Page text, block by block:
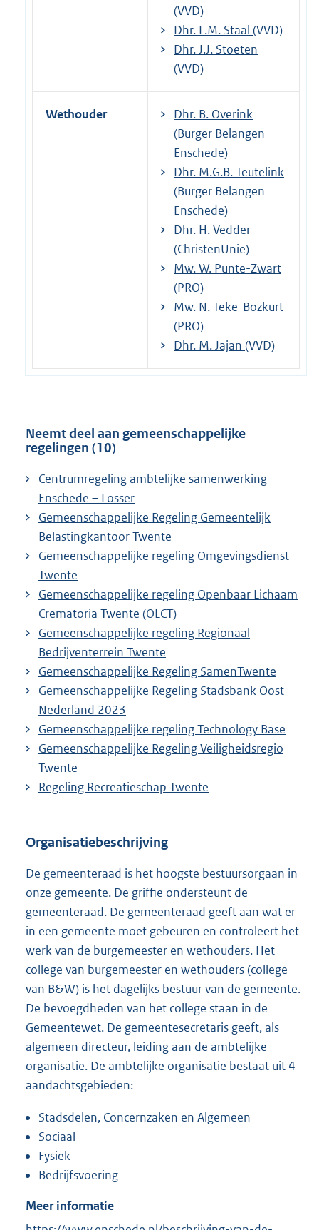
(VVD)
Dhr. L.M. Staal (VVD)
Dhr. J.J. Stoeten
(VVD)
Wethouder
Dhr. B. Overink
(Burger Belangen
Enschede)
Dhr. M.G.B. Teutelink
(Burger Belangen
Enschede)
Dhr. H. Vedder
(ChristenUnie)
Mw. W. Punte-Zwart
(PRO)
Mw. N. Teke-Bozkurt
(PRO)
Dhr. M. Jajan (VVD)
Neemt deel aan gemeenschappelijke
regelingen (10)
Centrumregeling ambtelijke samenwerking
Enschede – Losser
Gemeenschappelijke Regeling Gemeentelijk
Belastingkantoor Twente
Gemeenschappelijke regeling Omgevingsdienst
Twente
Gemeenschappelijke regeling Openbaar Lichaam
Crematoria Twente (OLCT)
Gemeenschappelijke regeling Regionaal
Bedrijventerrein Twente
Gemeenschappelijke Regeling SamenTwente
Gemeenschappelijke Regeling Stadsbank Oost
Nederland 2023
Gemeenschappelijke regeling Technology Base
Gemeenschappelijke Regeling Veiligheidsregio
Twente
Regeling Recreatieschap Twente
Organisatiebeschrijving
De gemeenteraad is het hoogste bestuursorgaan in
onze gemeente. De griffie ondersteunt de
gemeenteraad. De gemeenteraad geeft aan wat er
in een gemeente moet gebeuren en controleert het
werk van de burgemeester en wethouders. Het
college van burgemeester en wethouders (college
van B&W) is het dagelijks bestuur van de gemeente.
De bevoegdheden van het college staan in de
Gemeentewet. De gemeentesecretaris geeft, als
algemeen directeur, leiding aan de ambtelijke
organisatie. De ambtelijke organisatie bestaat uit 4
aandachtsgebieden:
Stadsdelen, Concernzaken en Algemeen
Sociaal
Fysiek
Bedrijfsvoering
Meer informatie